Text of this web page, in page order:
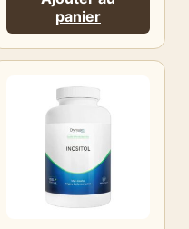
panier